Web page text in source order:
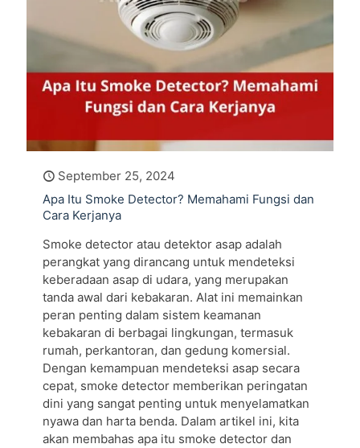
September 25, 2024
Apa Itu Smoke Detector? Memahami Fungsi dan
Cara Kerjanya
Smoke detector atau detektor asap adalah
perangkat yang dirancang untuk mendeteksi
keberadaan asap di udara, yang merupakan
tanda awal dari kebakaran. Alat ini memainkan
peran penting dalam sistem keamanan
kebakaran di berbagai lingkungan, termasuk
rumah, perkantoran, dan gedung komersial.
Dengan kemampuan mendeteksi asap secara
cepat, smoke detector memberikan peringatan
dini yang sangat penting untuk menyelamatkan
nyawa dan harta benda. Dalam artikel ini, kita
akan membahas apa itu smoke detector dan